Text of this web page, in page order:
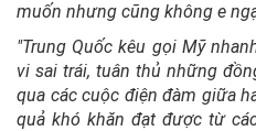
muốn nhưng cũng không e
"Trung Quốc kêu gọi Mỹ
vi sai trái, tuân thủ những
qua các cuộc điện đàm giữa
quả khó khăn đạt được từ